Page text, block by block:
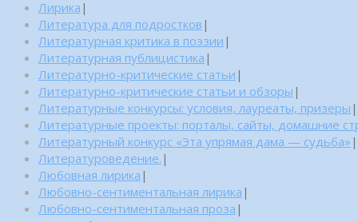
Лирика |
Литература для подростков |
Литературная критика в поэзии |
Литературная публицистика |
Литературно-критические статьи |
Литературно-критические статьи и обзоры |
Литературные конкурсы: условия, лауреаты, призеры |
Литературные проекты: порталы, сайты, домашние
Литературный конкурс «Эта упрямая дама — судьба» |
Литературоведение. |
Любовная лирика |
Любовно-сентиментальная лирика |
Любовно-сентиментальная проза |